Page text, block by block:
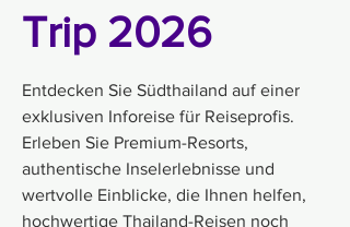
Trip 2026
Entdecken Sie Südthailand auf einer
exklusiven Inforeise für Reiseprofis.
Erleben Sie Premium-Resorts,
authentische Inselerlebnisse und
wertvolle Einblicke, die Ihnen helfen,
hochwertige Thailand-Reisen noch